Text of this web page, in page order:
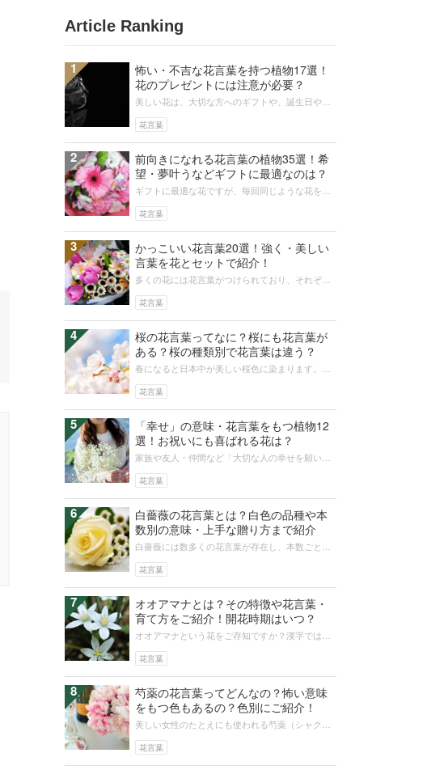
Article Ranking
1
花言葉
怖い・不吉な花言葉を持つ植物17選！
花のプレゼントには注意が必要？
美しい花は、大切な方へのギフトや、誕生日や記
言葉も重視されますが、なかには贈り...
2
花言葉
前向きになれる花言葉の植物35選！希
望・夢叶うなどギフトに最適なのは？
ギフトに最適な花ですが、毎回同じような花を選
りますね。そんなときは「希望」「夢...
3
花言葉
かっこいい花言葉20選！強く・美しい
言葉を花とセットで紹介！
多くの花には花言葉がつけられており、それぞれ
いい花言葉を持つ花々は、受け取る相...
4
花言葉
桜の花言葉ってなに？桜にも花言葉が
ある？桜の種類別で花言葉は違う？
春になると日本中が美しい桜色に染まります。桜
清らかです。そして、桜にはたくさん...
5
花言葉
「幸せ」の意味・花言葉をもつ植物12
選！お祝いにも喜ばれる花は？
家族や友人・仲間など「大切な人の幸せを願いた
はいませんか？今回はそんな時にぴっ...
6
花言葉
白薔薇の花言葉とは？白色の品種や本
数別の意味・上手な贈り方まで紹介
白薔薇には数多くの花言葉が存在し、本数ごとに
本のバラを贈るかにこだわると、より...
7
花言葉
オオアマナとは？その特徴や花言葉・
育て方をご紹介！開花時期はいつ？
オオアマナという花をご存知ですか？漢字では
と思うかもしれませんが、とんでもない...
8
花言葉
芍薬の花言葉ってどんなの？怖い意味
をもつ色もあるの？色別にご紹介！
美しい女性のたとえにも使われる芍薬（シャクヤ
ます。芍薬の色ごとの花言葉について...